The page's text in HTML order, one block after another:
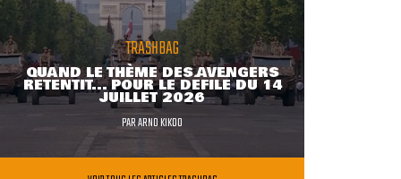
TRASHBAG
QUAND LE THÈME DES AVENGERS
RETENTIT... POUR LE DÉFILÉ DU 14
JUILLET 2026
PARARNO KIKOO